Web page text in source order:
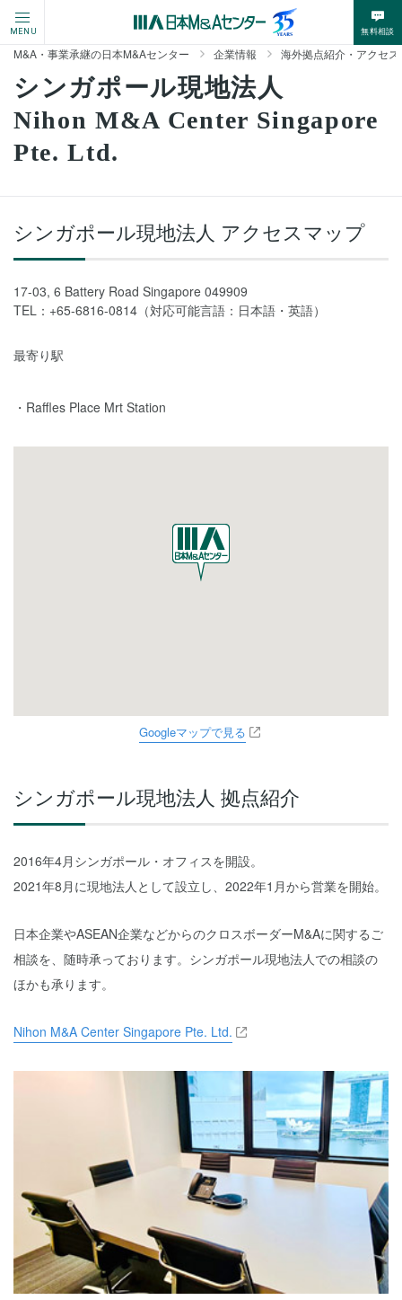
MENU 無料相談
M&A・事業承継の日本M&Aセンター 企業情報 海外拠点紹介・アクセス
シンガポール現地法人
Nihon M&A Center Singapore
Pte. Ltd.
シンガポール現地法人 アクセスマップ
17-03, 6 Battery Road Singapore 049909
TEL： +65-6816-0814（対応可能言語：日本語・英語）
最寄り駅
Raffles Place Mrt Station
Googleマップで見る
シンガポール現地法人 拠点紹介
2016年4月シンガポール・オフィスを開設。
2021年8月に現地法人として設立し、2022年1月から営業を開始。
日本企業やASEAN企業などからのクロスボーダーM&Aに関するご
相談を、随時承っております。シンガポール現地法人での相談の
ほかも承ります。
Nihon M&A Center Singapore Pte. Ltd.